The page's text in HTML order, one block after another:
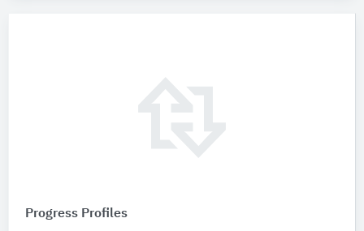
Progress Profiles